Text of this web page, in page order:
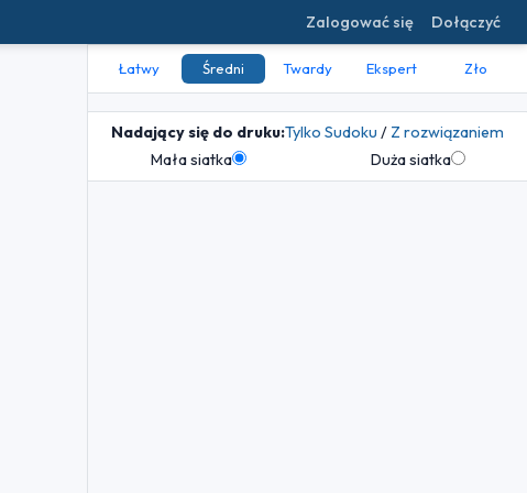
Zalogować się Dołączyć
Łatwy Średni Twardy Ekspert Zło
Nadający się do druku:Tylko Sudoku / Z rozwiązaniem
Mała siatka
Duża siatka